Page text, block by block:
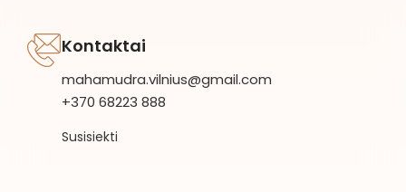
Kontaktai
mahamudra.vilnius@gmail.com
+370 68223 888
Susisiekti